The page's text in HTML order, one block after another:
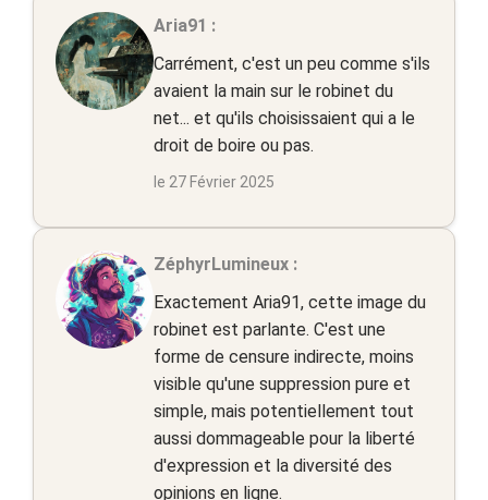
Aria91 :
Carrément, c'est un peu comme s'ils
avaient la main sur le robinet du
net... et qu'ils choisissaient qui a le
droit de boire ou pas.
le 27 Février 2025
ZéphyrLumineux :
Exactement Aria91, cette image du
robinet est parlante. C'est une
forme de censure indirecte, moins
visible qu'une suppression pure et
simple, mais potentiellement tout
aussi dommageable pour la liberté
d'expression et la diversité des
opinions en ligne.